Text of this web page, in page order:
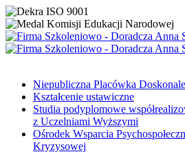
Niepubliczna Placówka
Kształcenie ustawiczne
Studia podyplomowe
z Uczelniami Wyższymi
Ośrodek Wsparcia
Kryzysowej